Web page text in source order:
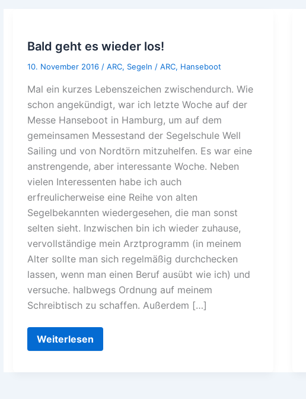
Bald geht es wieder los!
10. November 2016 / ARC, Segeln / ARC, Hanseboot
Mal ein kurzes Lebenszeichen zwischendurch. Wie
schon angekündigt, war ich letzte Woche auf der
Messe Hanseboot in Hamburg, um auf dem
gemeinsamen Messestand der Segelschule Well
Sailing und von Nordtörn mitzuhelfen. Es war eine
anstrengende, aber interessante Woche. Neben
vielen Interessenten habe ich auch
erfreulicherweise eine Reihe von alten
Segelbekannten wiedergesehen, die man sonst
selten sieht. Inzwischen bin ich wieder zuhause,
vervollständige mein Arztprogramm (in meinem
Alter sollte man sich regelmäßig durchchecken
lassen, wenn man einen Beruf ausübt wie ich) und
versuche. halbwegs Ordnung auf meinem
Schreibtisch zu schaffen. Außerdem […]
Bald
Weiterlesen